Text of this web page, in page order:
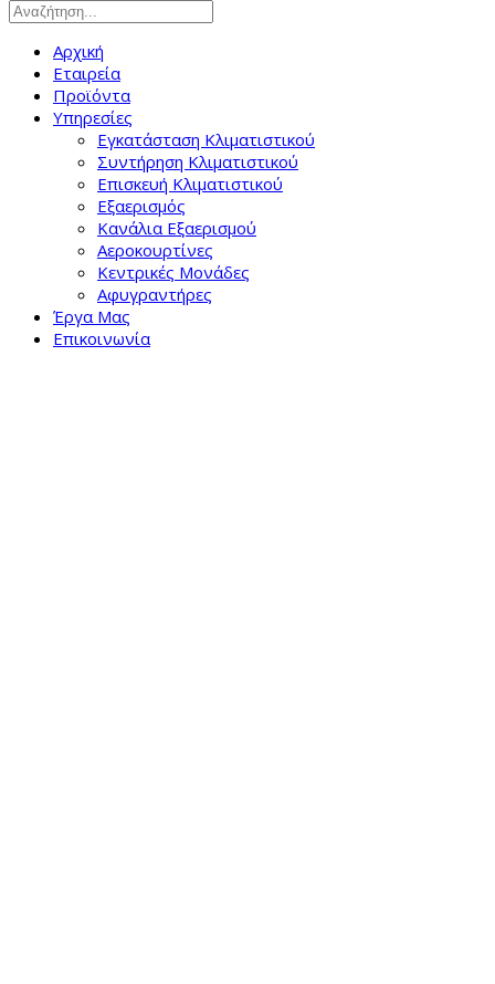
Αρχική
Εταιρεία
Προϊόντα
Υπηρεσίες
Εγκατάσταση Κλιματιστικού
Συντήρηση Κλιματιστικού
Επισκευή Κλιματιστικού
Εξαερισμός
Κανάλια Εξαερισμού
Αεροκουρτίνες
Κεντρικές Μονάδες
Αφυγραντήρες
Έργα Μας
Επικοινωνία